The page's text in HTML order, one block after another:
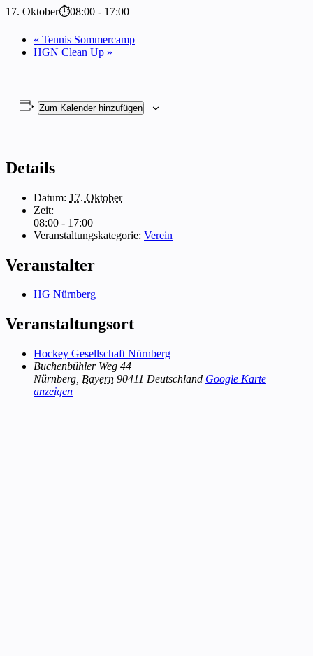
17. Oktober⏱08:00 - 17:00
« Tennis Sommercamp
HGN Clean Up »
Zum Kalender hinzufügen
Details
Datum: 17. Oktober
Zeit:
08:00 - 17:00
Veranstaltungskategorie: Verein
Veranstalter
HG Nürnberg
Veranstaltungsort
Hockey Gesellschaft Nürnberg
Buchenbühler Weg 44
Nürnberg Bayern 90411 Deutschland Google Karte
anzeigen